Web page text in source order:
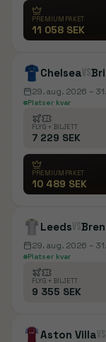
PREMIUMPAKET
11 058 SEK
Chelseavs
29. aug. 2026 –
Platser kvar
FLYG + BILJETT
7 229 SEK
PREMIUMPAKET
10 489 SEK
Leedsvs
29. aug. 2026 –
Platser kvar
FLYG + BILJETT
9 355 SEK
Aston Villavs